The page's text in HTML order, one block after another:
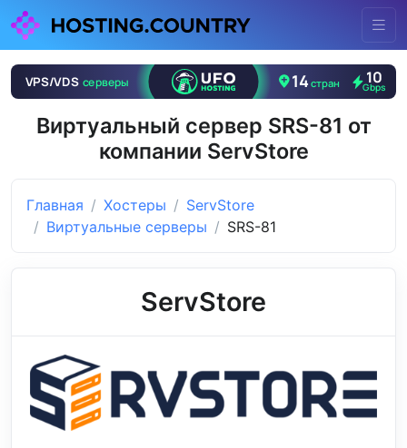
Виртуальный сервер SRS-81 от
компании ServStore
Главная Хостеры
ServStore
Виртуальные серверы
SRS-81
ServStore